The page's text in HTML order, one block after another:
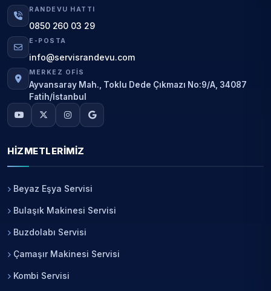
RANDEVU HATTI
0850 260 03 29
E-POSTA
info@servisrandevu.com
MERKEZ OFIS
Ayvansaray Mah., Toklu Dede Çıkmazı No:9/A, 34087
Fatih/İstanbul
HIZMETLERIMIZ
Beyaz Eşya Servisi
Bulaşık Makinesi Servisi
Buzdolabı Servisi
Çamaşır Makinesi Servisi
Kombi Servisi